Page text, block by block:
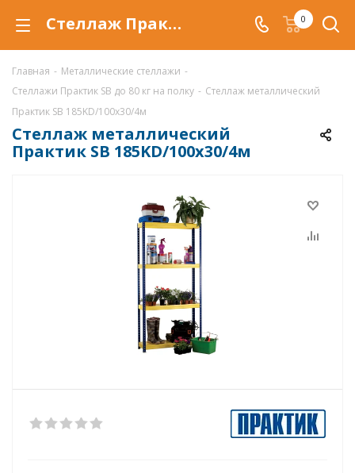
Стеллаж Практик SB 185KD/100x30/4м купить по низкой цене в Уфе, продажа металлических стеллажей SB 185KD/100x30/4м со скидкой 0
Главная - Металлические стеллажи -
Стеллажи Практик SB до 80 кг на полку - Стеллаж металлический
Практик SB 185KD/100x30/4м
Стеллаж металлический
Практик SB 185KD/100x30/4м